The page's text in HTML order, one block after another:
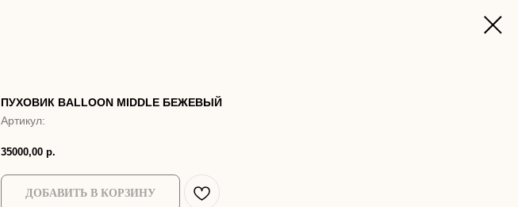
ПУХОВИК BALLOON MIDDLE БЕЖЕВЫЙ
Артикул:
35000,00 р.
ДОБАВИТЬ В КОРЗИНУ